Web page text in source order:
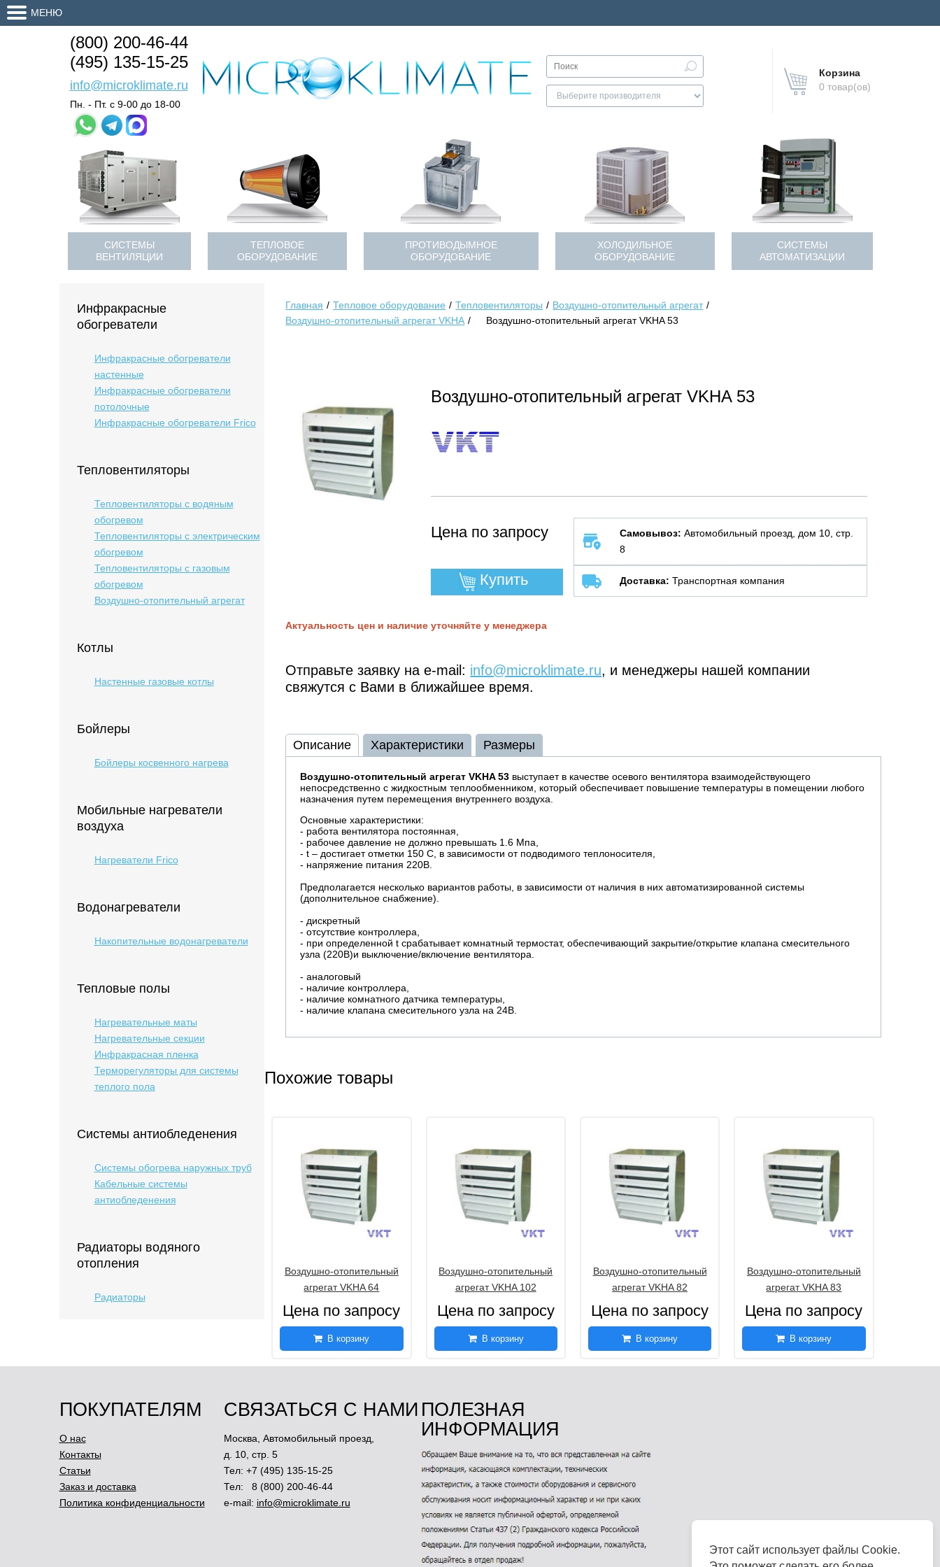
МЕНЮ
(800) 200-46-44
(495) 135-15-25
info@microklimate.ru
Пн. - Пт. с 9-00 до 18-00
Корзина
0 товар(ов)
СИСТЕМЫ
ВЕНТИЛЯЦИИ
ТЕПЛОВОЕ
ОБОРУДОВАНИЕ
ПРОТИВОДЫМНОЕ
ОБОРУДОВАНИЕ
ХОЛОДИЛЬНОЕ
ОБОРУДОВАНИЕ
СИСТЕМЫ
АВТОМАТИЗАЦИИ
Инфракрасные
обогреватели
Инфракрасные обогреватели
настенные
Инфракрасные обогреватели
потолочные
Инфракрасные обогреватели Frico
Тепловентиляторы
Тепловентиляторы с водяным
обогревом
Тепловентиляторы с электрическим
обогревом
Тепловентиляторы с газовым
обогревом
Воздушно-отопительный агрегат
Котлы
Настенные газовые котлы
Бойлеры
Бойлеры косвенного нагрева
Мобильные нагреватели
воздуха
Нагреватели Frico
Водонагреватели
Накопительные водонагреватели
Тепловые полы
Нагревательные маты
Нагревательные секции
Инфракрасная пленка
Терморегуляторы для системы
теплого пола
Системы антиобледенения
Системы обогрева наружных труб
Кабельные системы
антиобледенения
Радиаторы водяного
отопления
Радиаторы
Главная Тепловое оборудование Тепловентиляторы
Воздушно-отопительный агрегат
Воздушно-отопительный агрегат VKHA
Воздушно-отопительный агрегат VKHA 53
Воздушно-отопительный агрегат VKHA 53
Цена по запросу
Купить
Самовывоз: Автомобильный проезд, дом 10, стр.
8
Доставка: Транспортная компания
Актуальность цен и наличие уточняйте у менеджера
Отправьте заявку на e-mail: info@microklimate.ru, и менеджеры нашей компании
свяжутся с Вами в ближайшее время.
Описание Характеристики Размеры
Воздушно-отопительный агрегат VKHA 53 выступает в качестве осевого вентилятора взаимодействующего
непосредственно с жидкостным теплообменником, который обеспечивает повышение температуры в помещении любого
назначения путем перемещения внутреннего воздуха.
Основные характеристики:
- работа вентилятора постоянная,
- рабочее давление не должно превышать 1.6 Мпа,
- t – достигает отметки 150 С, в зависимости от подводимого теплоносителя,
- напряжение питания 220В.
Предполагается несколько вариантов работы, в зависимости от наличия в них автоматизированной системы
(дополнительное снабжение).
- дискретный
- отсутствие контроллера,
- при определенной t срабатывает комнатный термостат, обеспечивающий закрытие/открытие клапана смесительного
узла (220В)и выключение/включение вентилятора.
- аналоговый
- наличие контроллера,
- наличие комнатного датчика температуры,
- наличие клапана смесительного узла на 24В.
Похожие товары
Воздушно-отопительный
агрегат VKHA 64
Цена по запросу
В корзину
Воздушно-отопительный
агрегат VKHA 102
Цена по запросу
В корзину
Воздушно-отопительный
агрегат VKHA 82
Цена по запросу
В корзину
Воздушно-отопительный
агрегат VKHA 83
Цена по запросу
В корзину
ПОКУПАТЕЛЯМ
О нас
Контакты
Статьи
Заказ и доставка
Политика конфиденциальности
СВЯЗАТЬСЯ С НАМИ
Москва, Автомобильный проезд,
д. 10, стр. 5
Тел: +7 (495) 135-15-25
Тел: 8 (800) 200-46-44
e-mail: info@microklimate.ru
ПОЛЕЗНАЯ
ИНФОРМАЦИЯ
Этот сайт использует файлы Cookie.